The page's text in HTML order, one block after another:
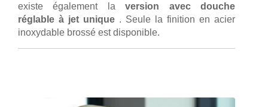
existe également laversion avec douche
réglable à jet unique . Seule la finition en acier
inoxydable brossé est disponible.